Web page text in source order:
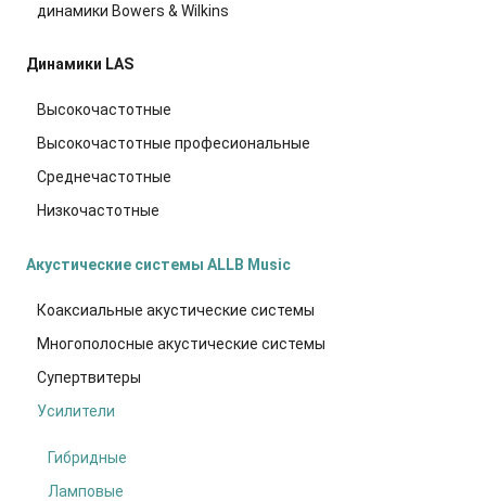
динамики Bowers & Wilkins
Динамики LAS
Высокочастотные
Высокочастотные професиональные
Среднечастотные
Низкочастотные
Акустические системы ALLB Music
Коаксиальные акустические системы
Многополосные акустические системы
Супертвитеры
Усилители
Гибридные
Ламповые